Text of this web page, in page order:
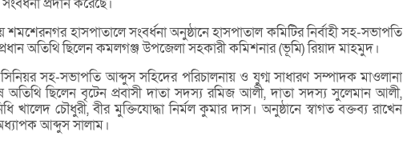
প্রদান করেছে।
হাসপাতালে সংবর্ধনা অনুষ্ঠানে হাসপাতাল কমিটির নির্বাহী সহ-সভাপতি
অতিথি ছিলেন কমলগঞ্জ উপজেলা সহকারী কমিশনার (ভূমি) রিয়াদ মাহমুদ।
সহ-সভাপতি আব্দুস সহিদের পরিচালনায় ও যুগ্ম সাধারণ সম্পাদক মাওলানা
অতিথি ছিলেন বৃটেন প্রবাসী দাতা সদস্য রমিজ আলী, দাতা সদস্য সুলেমান আলী,
খালেদ চৌধুরী, বীর মুক্তিযোদ্ধা নির্মল কুমার দাস। অনুষ্ঠানে স্বাগত বক্তব্য রাখেন
আব্দুস সালাম।